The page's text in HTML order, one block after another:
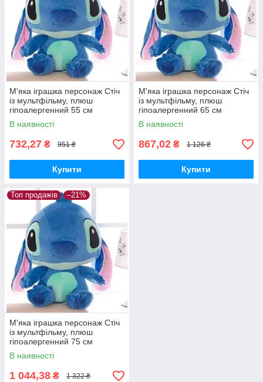
М'яка іграшка персонаж Стіч
із мультфільму, плюш
гіпоалергенний 55 см
В наявності
732,27 ₴ 951 ₴
Купити
М'яка іграшка персонаж Стіч
із мультфільму, плюш
гіпоалергенний 65 см
В наявності
867,02 ₴ 1 126 ₴
Купити
Топ продажів –21%
М'яка іграшка персонаж Стіч
із мультфільму, плюш
гіпоалергенний 75 см
В наявності
1 044,38 ₴ 1 322 ₴